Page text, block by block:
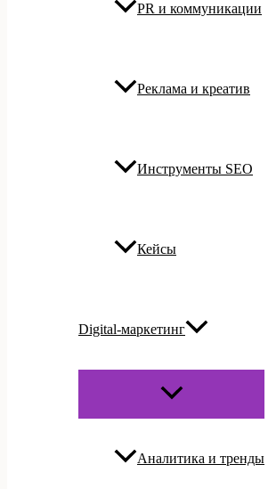
PR и коммуникации
Реклама и креатив
Инструменты SEO
Кейсы
Digital-маркетинг
ПЕРЕКЛЮЧАТЕЛЬ
МЕНЮ
Аналитика и тренды